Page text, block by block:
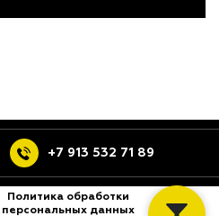
+7 913 532 71 89
Политика обработки
персональных данных